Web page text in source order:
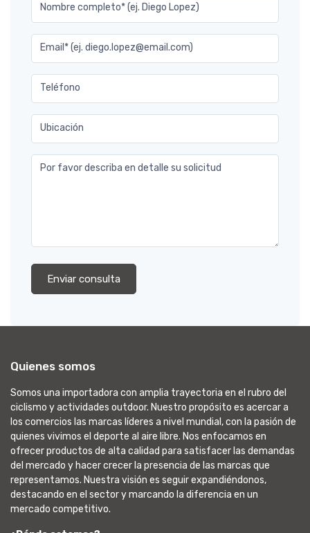
Nombre completo* (ej. Diego Lopez)
Email* (ej. diego.lopez@email.com)
Teléfono
Ubicación
Por favor describa en detalle su solicitud
Enviar consulta
Quienes somos
Somos una importadora con amplia trayectoria en el rubro del
ciclismo y actividades outdoor. Nuestro propósito es acercar a
los comercios las marcas líderes a nivel mundial, con la pasión de
quienes vivimos el deporte al aire libre. Nos enfocamos en
ofrecer productos de alta calidad para satisfacer las demandas
del mercado y hacer crecer la presencia de las marcas que
representamos. Nuestra visión es seguir expandiéndonos,
destacando en el sector y marcando la diferencia en un
mercado competitivo.